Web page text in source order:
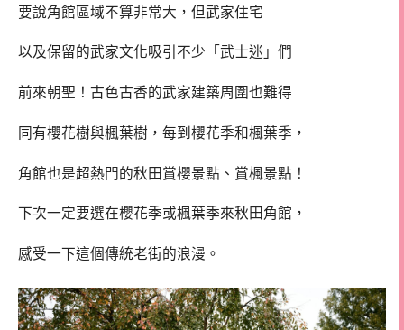
要說角館區域不算非常大，但武家住宅
以及保留的武家文化吸引不少「武士迷」們
前來朝聖！古色古香的武家建築周圍也難得
同有櫻花樹與楓葉樹，每到櫻花季和楓葉季，
角館也是超熱門的秋田賞櫻景點、賞楓景點！
下次一定要選在櫻花季或楓葉季來秋田角館，
感受一下這個傳統老街的浪漫。